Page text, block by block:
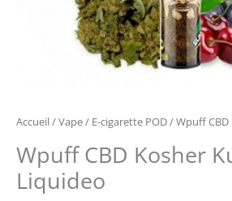
Accueil/Vape/ E-cigarette POD/ Wpuff
Wpuff CBD Kosher
Liquideo